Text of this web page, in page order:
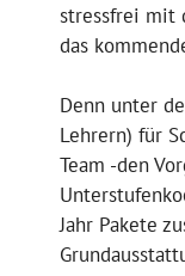
stressfrei mit
das
Denn unter
Lehrern) für
Team -den
Jahr Pakete